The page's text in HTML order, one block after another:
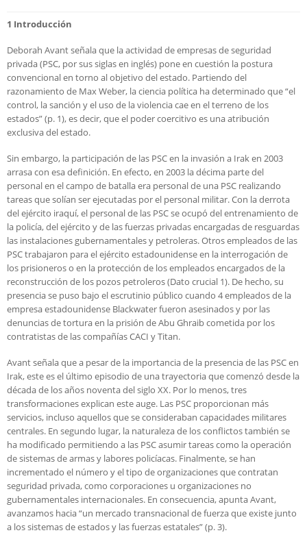
1 Introducción
Deborah Avant señala que la actividad de empresas de seguridad
privada (PSC, por sus siglas en inglés) pone en cuestión la postura
convencional en torno al objetivo del estado. Partiendo del
razonamiento de Max Weber, la ciencia política ha determinado que “el
control, la sanción y el uso de la violencia cae en el terreno de los
estados” (p. 1), es decir, que el poder coercitivo es una atribución
exclusiva del estado.
Sin embargo, la participación de las PSC en la invasión a Irak en 2003
arrasa con esa definición. En efecto, en 2003 la décima parte del
personal en el campo de batalla era personal de una PSC realizando
tareas que solían ser ejecutadas por el personal militar. Con la derrota
del ejército iraquí, el personal de las PSC se ocupó del entrenamiento de
la policía, del ejército y de las fuerzas privadas encargadas de resguardas
las instalaciones gubernamentales y petroleras. Otros empleados de las
PSC trabajaron para el ejército estadounidense en la interrogación de
los prisioneros o en la protección de los empleados encargados de la
reconstrucción de los pozos petroleros (Dato crucial 1). De hecho, su
presencia se puso bajo el escrutinio público cuando 4 empleados de la
empresa estadounidense Blackwater fueron asesinados y por las
denuncias de tortura en la prisión de Abu Ghraib cometida por los
contratistas de las compañías CACI y Titan.
Avant señala que a pesar de la importancia de la presencia de las PSC en
Irak, este es el último episodio de una trayectoria que comenzó desde la
década de los años noventa del siglo XX. Por lo menos, tres
transformaciones explican este auge. Las PSC proporcionan más
servicios, incluso aquellos que se consideraban capacidades militares
centrales. En segundo lugar, la naturaleza de los conflictos también se
ha modificado permitiendo a las PSC asumir tareas como la operación
de sistemas de armas y labores policíacas. Finalmente, se han
incrementado el número y el tipo de organizaciones que contratan
seguridad privada, como corporaciones u organizaciones no
gubernamentales internacionales. En consecuencia, apunta Avant,
avanzamos hacia “un mercado transnacional de fuerza que existe junto
a los sistemas de estados y las fuerzas estatales” (p. 3).